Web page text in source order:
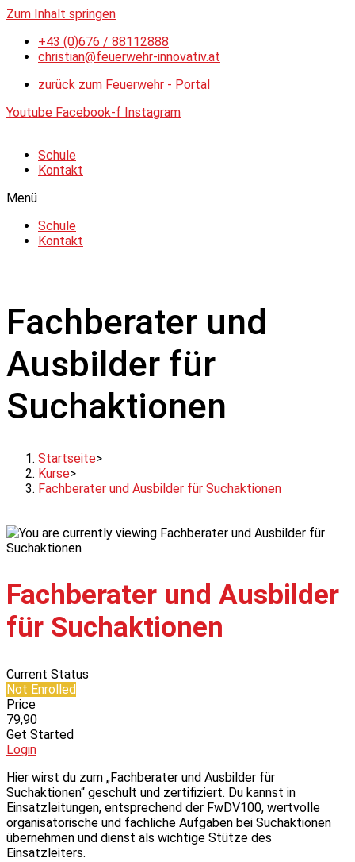
Zum Inhalt springen
+43 (0)676 / 88112888
christian@feuerwehr-innovativ.at
zurück zum Feuerwehr - Portal
Youtube Facebook-f Instagram
Schule
Kontakt
Menü
Schule
Kontakt
Fachberater und
Ausbilder für
Suchaktionen
Startseite>
Kurse>
Fachberater und Ausbilder für Suchaktionen
Fachberater und Ausbilder
für Suchaktionen
Current Status
Not Enrolled
Price
79,90
Get Started
Login
Hier wirst du zum „Fachberater und Ausbilder für
Suchaktionen“ geschult und zertifiziert. Du kannst in
Einsatzleitungen, entsprechend der FwDV100, wertvolle
organisatorische und fachliche Aufgaben bei Suchaktionen
übernehmen und dienst als wichtige Stütze des
Einsatzleiters.